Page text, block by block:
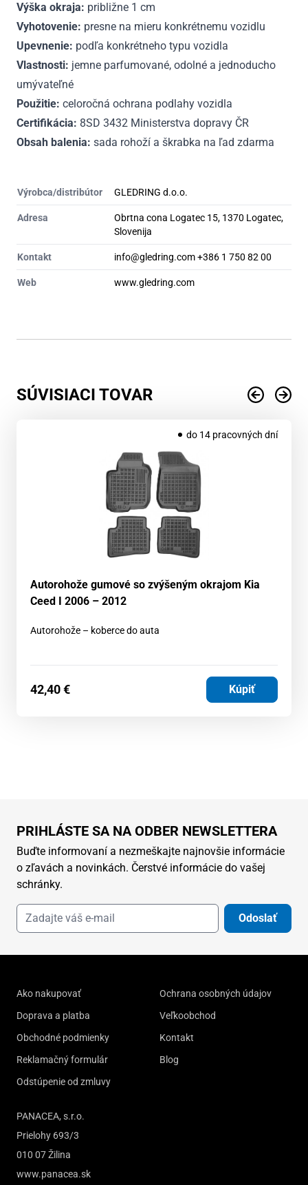
Výška okraja: približne 1 cm
Vyhotovenie: presne na mieru konkrétnemu vozidlu
Upevnenie: podľa konkrétneho typu vozidla
Vlastnosti: jemne parfumované, odolné a jednoducho
umývateľné
Použitie: celoročná ochrana podlahy vozidla
Certifikácia: 8SD 3432 Ministerstva dopravy ČR
Obsah balenia: sada rohoží a škrabka na ľad zdarma
Výrobca/distribútor GLEDRING d.o.o.
Adresa
Obrtna cona Logatec 15, 1370 Logatec,
Slovenija
Kontakt info@gledring.com +386 1 750 82 00
Web www.gledring.com
SÚVISIACI TOVAR
do 14 pracovných dní
Autorohože gumové so zvýšeným okrajom Kia
Ceed I 2006 – 2012
Autorohože – koberce do auta
42,40€ Kúpiť
PRIHLÁSTE SA NA ODBER NEWSLETTERA
Buďte informovaní a nezmeškajte najnovšie informácie
o zľavách a novinkách. Čerstvé informácie do vašej
schránky.
Odoslať
Ako nakupovať
Doprava a platba
Obchodné podmienky
Reklamačný formulár
Odstúpenie od zmluvy
Ochrana osobných údajov
Veľkoobchod
Kontakt
Blog
PANACEA, s.r.o.
Prielohy 693/3
010 07 Žilina
www.panacea.sk